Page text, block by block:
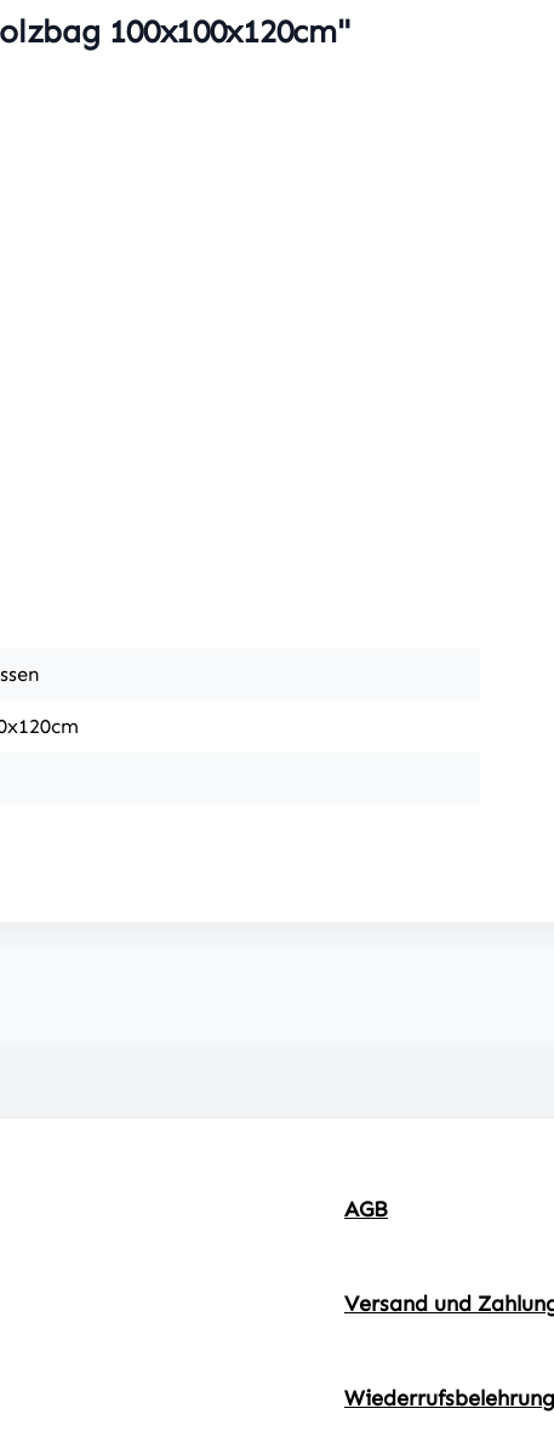
100x100x120cm"
AGB
Versand und
Wiederrufsbelehrung